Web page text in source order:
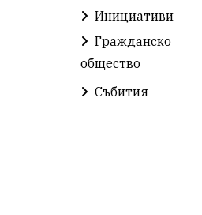
Инициативи
Гражданско
общество
Събития